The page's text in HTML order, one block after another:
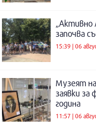
„Активно
започва
15:39 | 06
Музеят
заявки
година
11:57 | 06